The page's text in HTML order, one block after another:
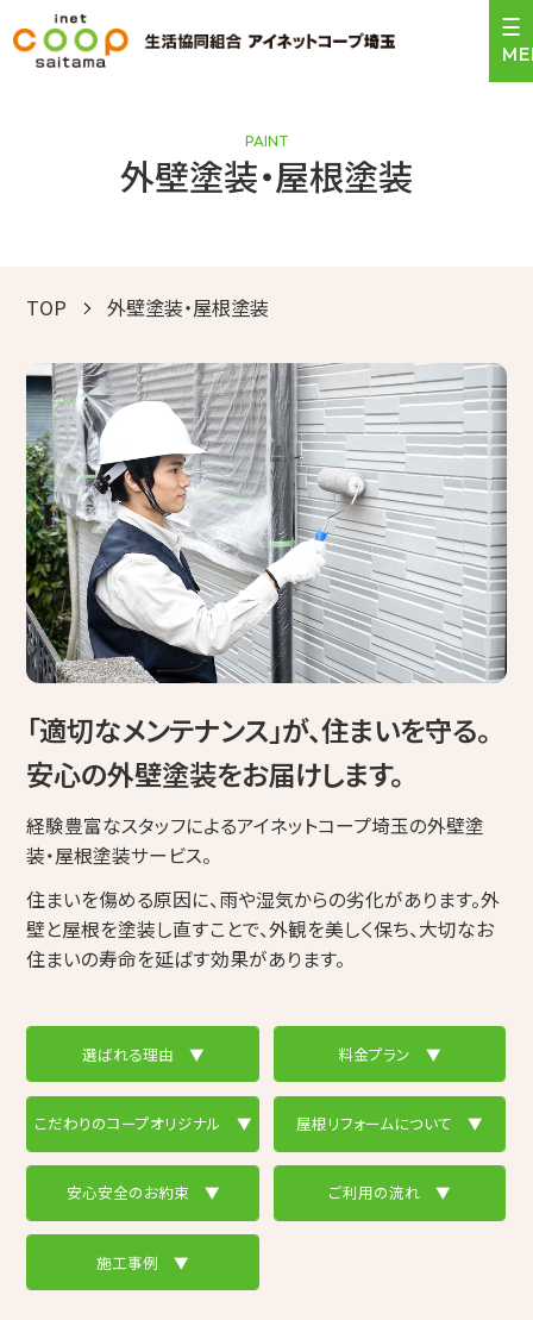
プライバシーポリシー組合員専用ページ
サービスのご案内
施工事例
お客様の声
コープ de リフォーム（店舗型相談窓口）
組合概要・組合員募集のお知らせ
採用情報
その他
0120-471-159 ＼24時間受付中！／
PAINT
外壁塗装・屋根塗装
TOP 外壁塗装・屋根塗装
「適切なメンテナンス」が、住まいを守る。
安心の外壁塗装をお届けします。
経験豊富なスタッフによるアイネットコープ埼玉の外壁塗
装・屋根塗装サービス。
住まいを傷める原因に、雨や湿気からの劣化があります。外
壁と屋根を塗装し直すことで、外観を美しく保ち、大切なお
住まいの寿命を延ばす効果があります。
選ばれる理由 ▼ 料金プラン ▼
こだわりのコープオリジナル ▼ 屋根リフォームについて ▼
安心安全のお約束 ▼ ご利用の流れ ▼
施工事例 ▼